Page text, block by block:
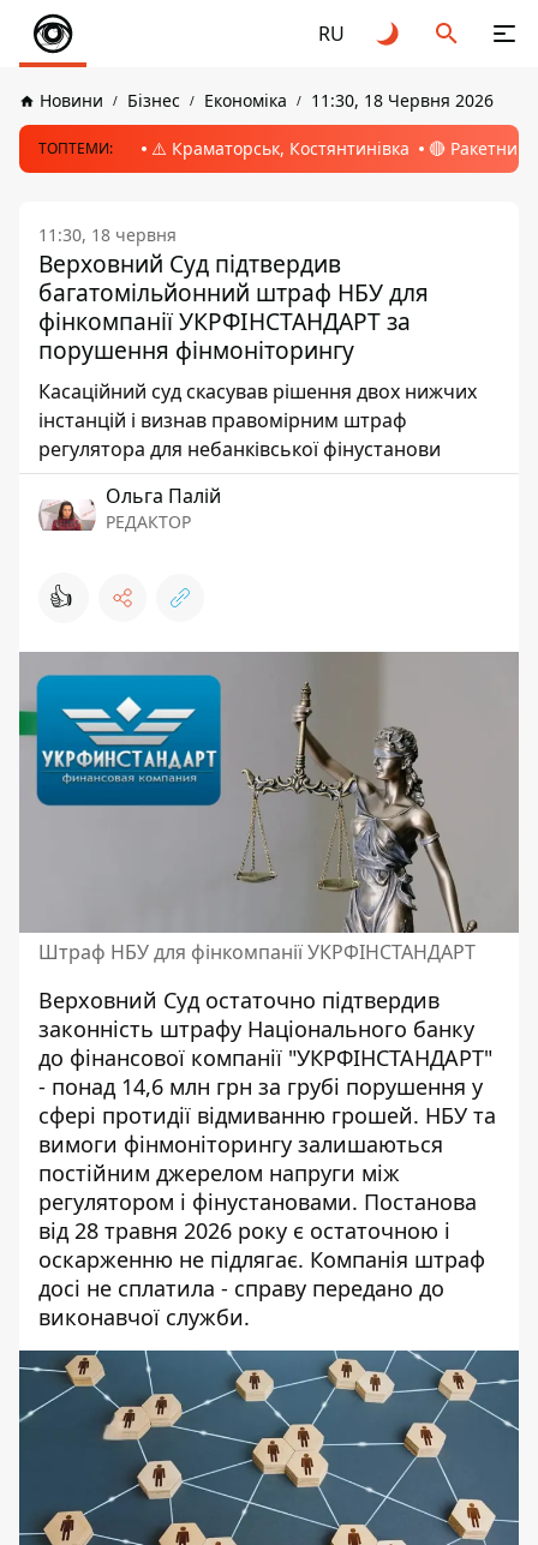
RU
Новини Бізнес Економіка 11:30, 18 Червня 2026
ТОПТЕМИ: ⚠️ Краматорськ, Костянтинівка 🔴 Ракетний
11:30, 18 червня
Верховний Суд підтвердив
багатомільйонний штраф НБУ для
фінкомпанії УКРФІНСТАНДАРТ за
порушення фінмоніторингу
Касаційний суд скасував рішення двох нижчих
інстанцій і визнав правомірним штраф
регулятора для небанківської фінустанови
Ольга Палій
РЕДАКТОР
👍
Штраф НБУ для фінкомпанії УКРФІНСТАНДАРТ
Верховний Суд остаточно підтвердив
законність штрафу Національного банку
до фінансової компанії "УКРФІНСТАНДАРТ"
- понад 14,6 млн грн за грубі порушення у
сфері протидії відмиванню грошей. НБУ та
вимоги фінмоніторингу залишаються
постійним джерелом напруги між
регулятором і фінустановами. Постанова
від 28 травня 2026 року є остаточною і
оскарженню не підлягає. Компанія штраф
досі не сплатила - справу передано до
виконавчої служби.